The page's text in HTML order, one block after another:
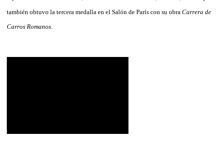
también obtuvo la tercera medalla en el Salón de París con su obra Carrera de
Carros Romanos